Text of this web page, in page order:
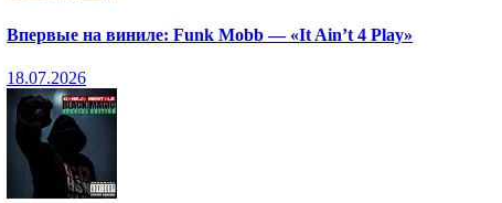
Впервые на виниле: Funk Mobb — «It Ain’t 4 Play»
18.07.2026